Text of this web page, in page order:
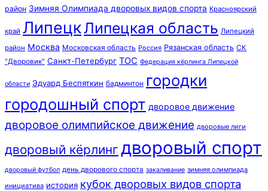
район Зимняя Олимпиада дворовых видов спорта Красноярский
край ЛипецкЛипецкая область Липецкий
район Москва Московская область Россия Рязанская область СК
"Дворовик" Санкт-Петербург ТОС Федерация кёрлинга Липецкой
области Эдуард Беспяткин бадминтон городки
городошный спорт дворовое движение
дворовое олимпийское движение дворовые лиги
дворовый кёрлинг дворовый спорт
дворовый футбол день дворового спорта закаливание зимняя олимпиада
инициатива история кубок дворовых видов спорта